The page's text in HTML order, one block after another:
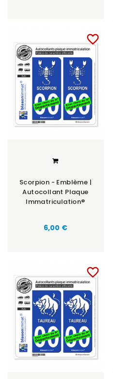
favorite_border
Scorpion - Emblème |
Autocollant Plaque
Immatriculation®
6,00 €
favorite_border